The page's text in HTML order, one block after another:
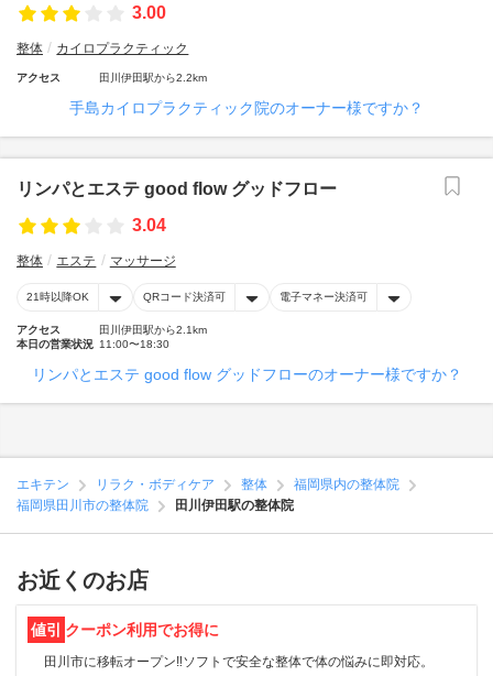
3.00
整体 カイロプラクティック
アクセス 田川伊田駅から2.2km
手島カイロプラクティック院のオーナー様ですか？
リンパとエステ good flow グッドフロー
3.04
整体 エステ マッサージ
21時以降OK QRコード決済可 電子マネー決済可
アクセス
田川伊田駅から2.1km
本日の営業状況 11:00〜18:30
リンパとエステ good flow グッドフローのオーナー様ですか？
エキテン リラク・ボディケア 整体
福岡県内の整体院
福岡県田川市の整体院
田川伊田駅の整体院
お近くのお店
値引 クーポン利用でお得に
田川市に移転オープン‼️ソフトで安全な整体で体の悩みに即対応。